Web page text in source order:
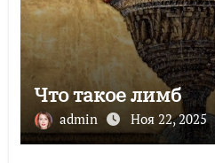
Что такое лимб
admin Ноя 22, 2025